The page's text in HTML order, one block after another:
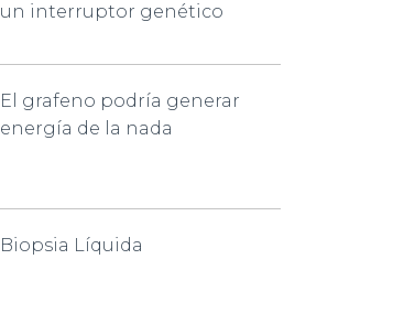
un interruptor genético
El grafeno podría generar
energía de la nada
Biopsia Líquida